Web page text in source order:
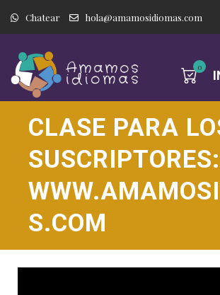
Chatear hola@amamosidiomas.com
0
CLASE PARA
SUSCRIPTORES:
S.COM